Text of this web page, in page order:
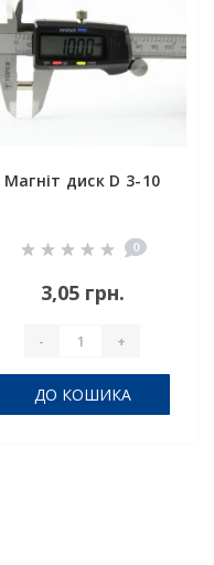
Магніт диск D 3-10
0
3,05 грн.
- +
ДО КОШИКА